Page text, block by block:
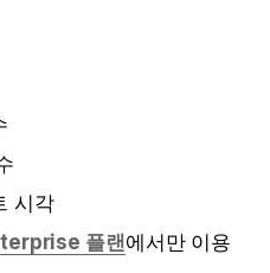
시각
플랜에서만 이용